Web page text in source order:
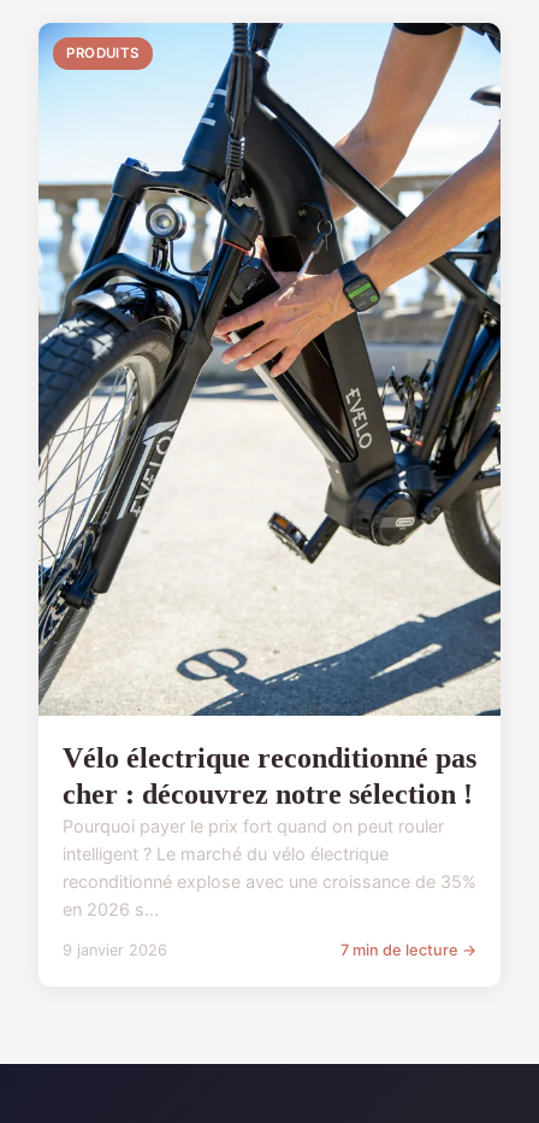
PRODUITS
Vélo électrique reconditionné pas
cher : découvrez notre sélection !
Pourquoi payer le prix fort quand on peut rouler
intelligent ? Le marché du vélo électrique
reconditionné explose avec une croissance de 35%
en 2026 s...
9 janvier 2026 7 min de lecture →